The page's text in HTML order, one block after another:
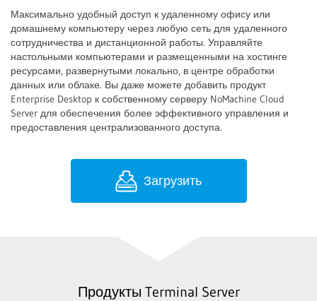
Максимально удобный доступ к удаленному офису или
домашнему компьютеру через любую сеть для удаленного
сотрудничества и дистанционной работы. Управляйте
настольными компьютерами и размещенными на хостинге
ресурсами, развернутыми локально, в центре обработки
данных или облаке. Вы даже можете добавить продукт
Enterprise Desktop к собственному серверу NoMachine Cloud
Server для обеспечения более эффективного управления и
предоставления централизованного доступа.
Загрузить
Продукты Terminal Server